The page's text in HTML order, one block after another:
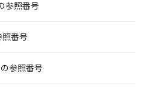
参照番号
照番号
参照番号